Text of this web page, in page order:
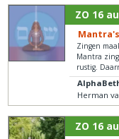
ZO 16
Zingen
Mantra
rustig.
Herman
ZO 16